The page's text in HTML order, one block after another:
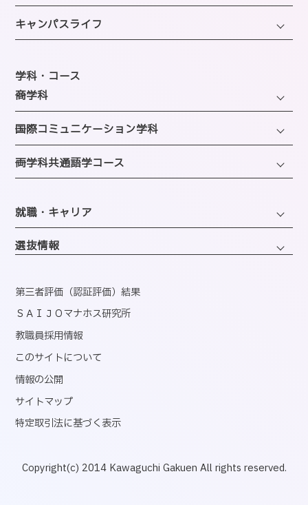
学長・理事長挨拶
建学の精神・沿革・校歌
SAIJOの特徴
選ばれる理由
教員紹介
アクセス
キャンパスライフ
年間スケジュール
施設のご紹介
図書館
クラブ＆サークルのご案内
海外留学制度
学科・コース
─商学科
ファッション・トレンドコース
ビューティーホスピタリティコース
経営・マーケティングコース
情報・AIライフコース
医療事務コンピュータコース
─国際コミュニケーション学科
観光・エンターテインメントコース
企画・地域ブランディングコース
ホテル・ホスピタリティコース
エアライン・ホスピタリティコース
ブライダル・コーディネートコース
─両学科共通語学コース
韓国語コミュニケーションコース
就職・キャリア
キャリアサポートセンター
資格取得
国内インターンシップ・課外研修
産官学連携
内定者速報
選抜情報
第三者評価（認証評価）結果
ＳＡＩＪＯマナホス研究所
教職員採用情報
このサイトについて
情報の公開
サイトマップ
特定取引法に基づく表示
Copyright(c) 2014 Kawaguchi Gakuen All rights reserved.